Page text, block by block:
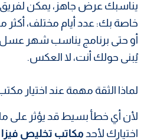
يناسبك عرض جاهز، يمكن
خاصة بك: عدد أيام مختلف، أكثر
أو حتى برنامج يناسب شهر عسل
يُبنى حولك أنت، لا العكس.
لماذا الثقة مهمة عند اختيار
لأن أي خطأ بسيط قد يؤثر على
اختيارك لأحد مكاتب تخليص